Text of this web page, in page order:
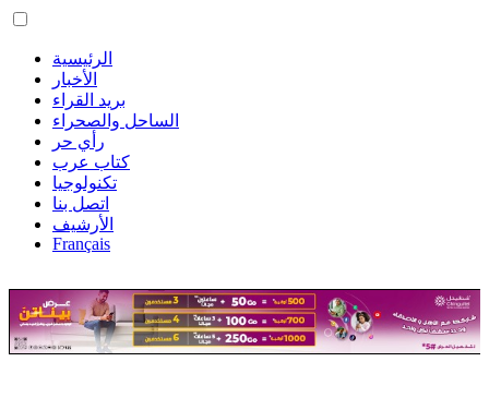
الرئيسية
الأخبار
بريد القراء
الساحل والصحراء
رأي حر
كتاب عرب
تكنولوجيا
اتصل بنا
الأرشيف
Français